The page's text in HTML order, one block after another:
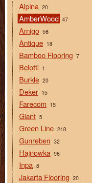
Alpina 20
AmberWood 47
Amigo 56
Antique 18
Bamboo Flooring 7
Belotti 1
Burkle 20
Deker 15
Farecom 15
Giant 5
Green Line 218
Gunreben 32
Hajnowka 96
Inpa 8
Jakarta Flooring 20